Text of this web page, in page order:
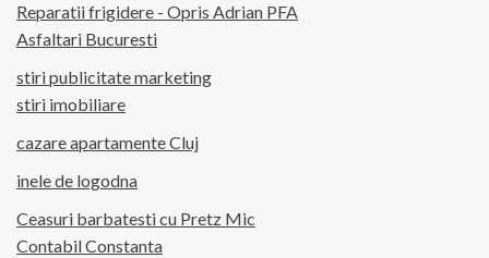
Reparatii frigidere - Opris Adrian PFA
Asfaltari Bucuresti
stiri publicitate marketing
stiri imobiliare
cazare apartamente Cluj
inele de logodna
Ceasuri barbatesti cu Pretz Mic
Contabil Constanta